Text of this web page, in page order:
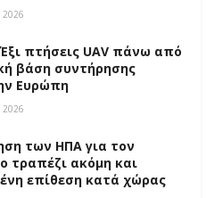
πτήσεις UAV πάνω από
βάση συντήρησης
Ευρώπη
των ΗΠΑ για τον
τραπέζι ακόμη και
επίθεση κατά χώρας